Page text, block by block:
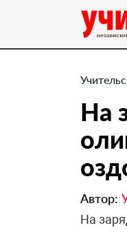
На
Автор:
На